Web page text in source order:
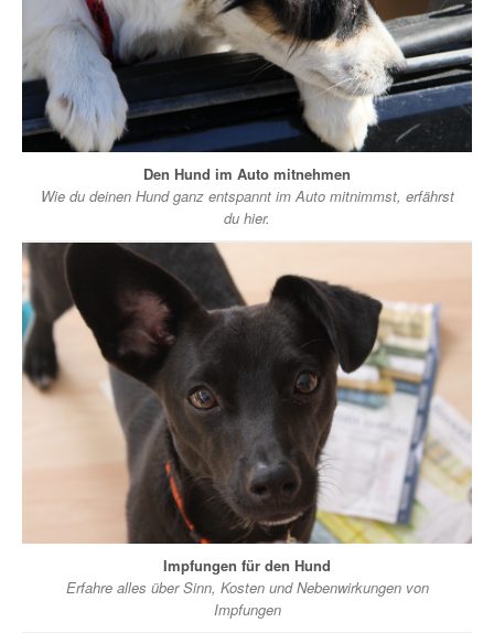
Den Hund im Auto mitnehmen
Wie du deinen Hund ganz entspannt im Auto mitnimmst, erfährst
du hier.
Impfungen für den Hund
Erfahre alles über Sinn, Kosten und Nebenwirkungen von
Impfungen